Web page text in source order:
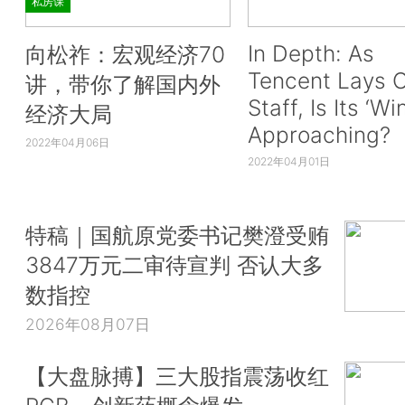
向松祚：宏观经济70
讲，带你了解国内外
经济大局
2022年04月06日
In Depth: As
Tencent Lays
Staff, Is Its
Approaching?
2022年04月01日
特稿｜国航原党委书记樊澄受贿
3847万元二审待宣判 否认大多
数指控
2026年08月07日
【大盘脉搏】三大股指震荡收红